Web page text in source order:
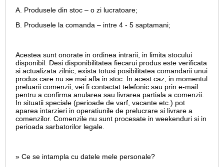
A. Produsele din stoc – o zi lucratoare;
B. Produsele la comanda – intre 4 - 5 saptamani;
Acestea sunt onorate in ordinea intrarii, in limita stocului
disponibil. Desi disponibilitatea fiecarui produs este verificata
si actualizata zilnic, exista totusi posibilitatea comandarii unui
produs care nu se mai afla in stoc. In acest caz, in momentul
preluarii comenzii, vei fi contactat telefonic sau prin e-mail
pentru a confirma anularea sau livrarea partiala a comenzii.
In situatii speciale (perioade de varf, vacante etc.) pot
aparea intarzieri in operatiunile de prelucrare si livrare a
comenzilor. Comenzile nu sunt procesate in weekenduri si in
perioada sarbatorilor legale.
» Ce se intampla cu datele mele personale?